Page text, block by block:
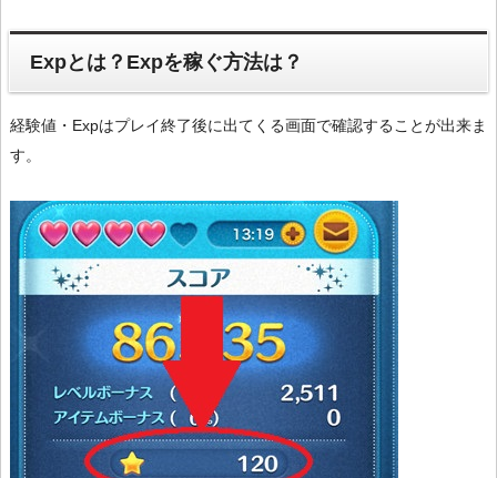
Expとは？Expを稼ぐ方法は？
経験値・Expはプレイ終了後に出てくる画面で確認することが出来ま
す。